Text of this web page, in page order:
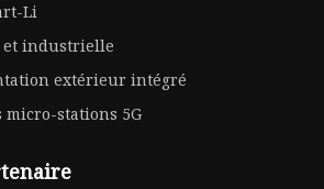
Li
et industrielle
extérieur intégré
stations 5G